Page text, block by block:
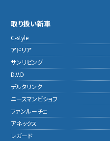
取り扱い新車
C-style
アドリア
サンリビング
D.V.D
デルタリンク
ニースマンビショフ
ファンルーチェ
アネックス
レガード